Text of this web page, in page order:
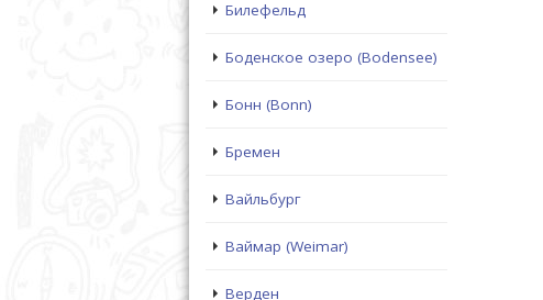
Билефельд
Боденское озеро (Bodensee)
Бонн (Bonn)
Бремен
Вайльбург
Ваймар (Weimar)
Верден